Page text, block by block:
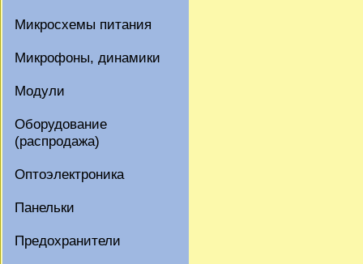
Микросхемы питания
Микрофоны, динамики
Модули
Оборудование
(распродажа)
Оптоэлектроника
Панельки
Предохранители